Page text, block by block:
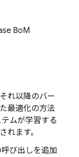
BoM
れ以降のバー
最適化の方法
ムが学習する
れます。
呼び出しを追加